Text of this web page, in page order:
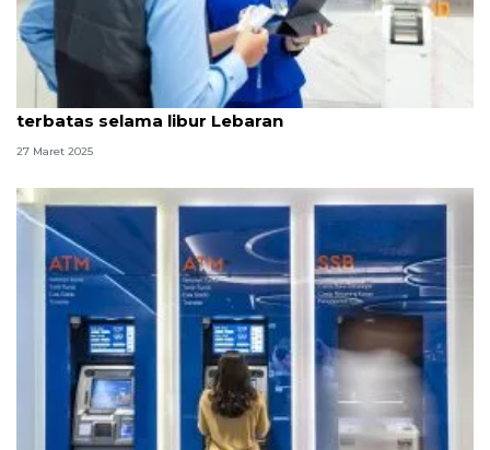
BRI siapkan weekend banking dan layanan
terbatas selama libur Lebaran
27 Maret 2025